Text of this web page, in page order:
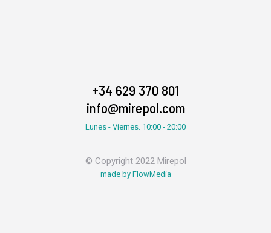
+34 629 370 801
info@mirepol.com
Lunes - Viernes. 10:00 - 20:00
© Copyright 2022 Mirepol
made by FlowMedia